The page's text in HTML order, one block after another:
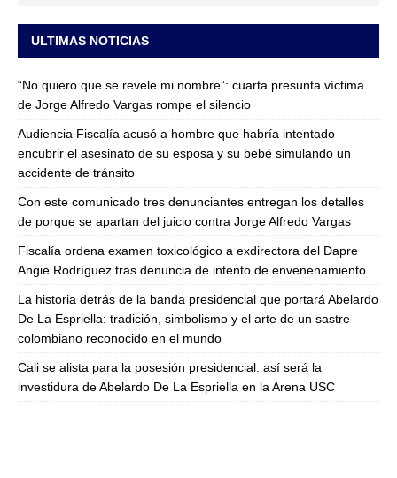
ULTIMAS NOTICIAS
“No quiero que se revele mi nombre”: cuarta presunta víctima
de Jorge Alfredo Vargas rompe el silencio
Audiencia Fiscalía acusó a hombre que habría intentado
encubrir el asesinato de su esposa y su bebé simulando un
accidente de tránsito
Con este comunicado tres denunciantes entregan los detalles
de porque se apartan del juicio contra Jorge Alfredo Vargas
Fiscalía ordena examen toxicológico a exdirectora del Dapre
Angie Rodríguez tras denuncia de intento de envenenamiento
La historia detrás de la banda presidencial que portará Abelardo
De La Espriella: tradición, simbolismo y el arte de un sastre
colombiano reconocido en el mundo
Cali se alista para la posesión presidencial: así será la
investidura de Abelardo De La Espriella en la Arena USC